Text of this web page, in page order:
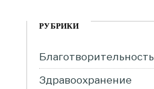
РУБРИКИ
Благотворительность
Здравоохранение